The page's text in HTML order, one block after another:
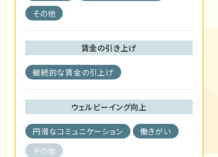
その他
賃金の引き上げ
継続的な賃金の引上げ
ウェルビーイング向上
円滑なコミュニケーション
働きがい
その他